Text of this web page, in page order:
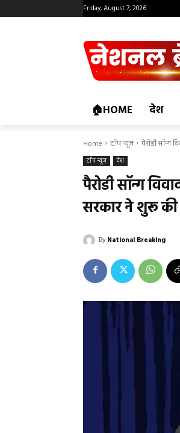
Friday, August 7, 2026
🏠HOME देश
Home टॉप न्यूज पैरोडी सॉन्ग
टॉप न्यूज देश
पैरोडी सॉन्ग
सरकार ने शुरू
By National Breaking